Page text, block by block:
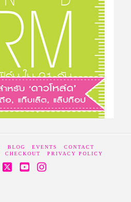
BLOG EVENTS
CONTACT
CHECKOUT PRIVACY POLICY